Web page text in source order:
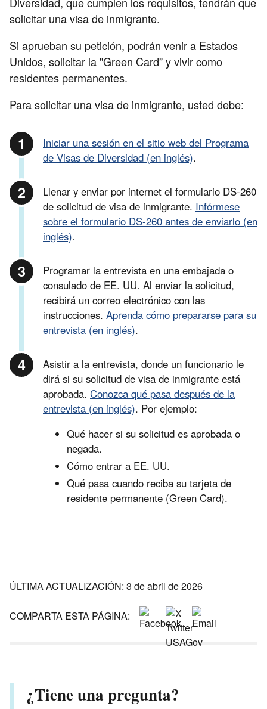
solicitar una visa de inmigrante.
Si aprueban su petición, podrán venir a Estados
Unidos, solicitar la "Green Card” y vivir como
residentes permanentes.
Para solicitar una visa de inmigrante, usted debe:
Iniciar una sesión en el sitio web del Programa
de Visas de Diversidad (en inglés).
Llenar y enviar por internet el formulario DS-260
de solicitud de visa de inmigrante. Infórmese
sobre el formulario DS-260 antes de enviarlo (en
inglés).
Programar la entrevista en una embajada o
consulado de EE. UU. Al enviar la solicitud,
recibirá un correo electrónico con las
instrucciones. Aprenda cómo prepararse para su
entrevista (en inglés).
Asistir a la entrevista, donde un funcionario le
dirá si su solicitud de visa de inmigrante está
aprobada. Conozca qué pasa después de la
entrevista (en inglés). Por ejemplo:
Qué hacer si su solicitud es aprobada o
negada.
Cómo entrar a EE. UU.
Qué pasa cuando reciba su tarjeta de
residente permanente (Green Card).
ÚLTIMA ACTUALIZACIÓN: 3 de abril de 2026
COMPARTA ESTA PÁGINA:
¿Tiene una pregunta?